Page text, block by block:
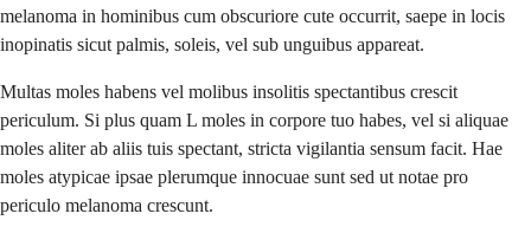
melanoma in hominibus cum obscuriore cute occurrit, saepe in locis
inopinatis sicut palmis, soleis, vel sub unguibus appareat.
Multas moles habens vel molibus insolitis spectantibus crescit
periculum. Si plus quam L moles in corpore tuo habes, vel si aliquae
moles aliter ab aliis tuis spectant, stricta vigilantia sensum facit. Hae
moles atypicae ipsae plerumque innocuae sunt sed ut notae pro
periculo melanoma crescunt.